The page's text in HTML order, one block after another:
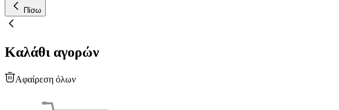
Πίσω
Καλάθι αγορών
Αφαίρεση όλων